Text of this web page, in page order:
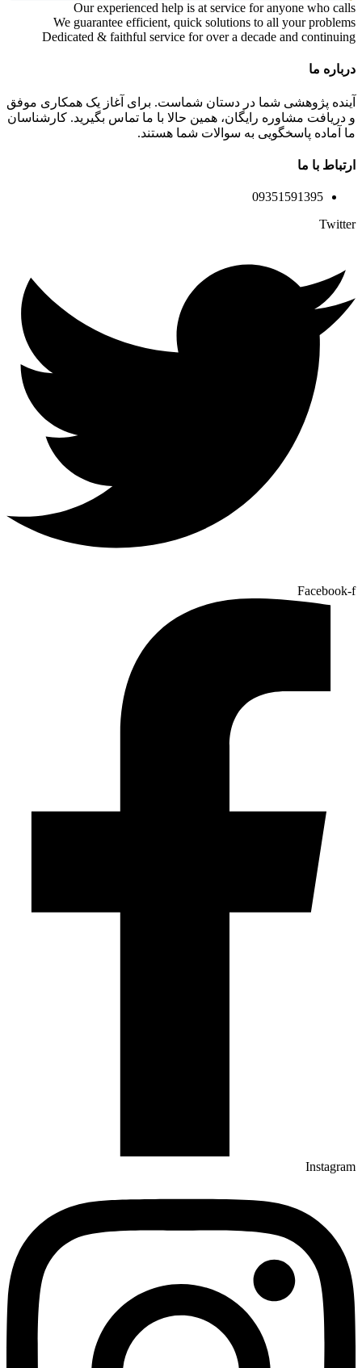
Our experienced help is at service for anyone who calls
We guarantee efficient, quick solutions to all your problems
Dedicated & faithful service for over a decade and continuing
درباره ما
آینده پژوهشی شما در دستان شماست. برای آغاز یک همکاری موفق
و دریافت مشاوره رایگان، همین حالا با ما تماس بگیرید. کارشناسان
ما آماده پاسخگویی به سوالات شما هستند.
ارتباط با ما
09351591395
Twitter
Facebook-f
Instagram